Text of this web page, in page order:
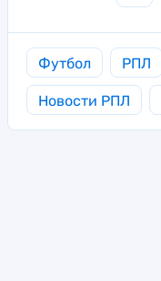
Футбол РПЛ
Новости РПЛ